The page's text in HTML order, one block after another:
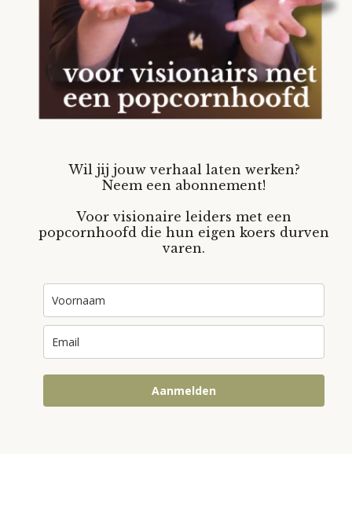
Wil jij jouw verhaal laten werken?
Neem een abonnement!
Voor visionaire leiders met een
popcornhoofd die hun eigen koers durven
varen.
Aanmelden